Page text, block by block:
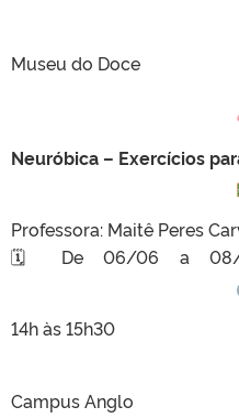
Museu do Doce
Neuróbica – Exercícios
Professora: Maitê Peres
🗓 De 06/06 a 08/
14h às 15h30
Campus Anglo